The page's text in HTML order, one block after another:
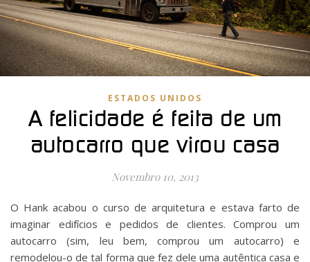
ESTADOS UNIDOS
A felicidade é feita de um
autocarro que virou casa
Novembro 10, 2013
O Hank acabou o curso de arquitetura e estava farto de
imaginar edifícios e pedidos de clientes. Comprou um
autocarro (sim, leu bem, comprou um autocarro) e
remodelou-o de tal forma que fez dele uma autêntica casa e